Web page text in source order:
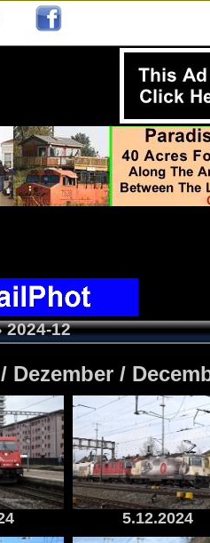
2024-12
Dezember /
5.12.2024